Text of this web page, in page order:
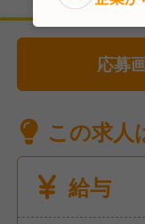
応募
この求人
給与